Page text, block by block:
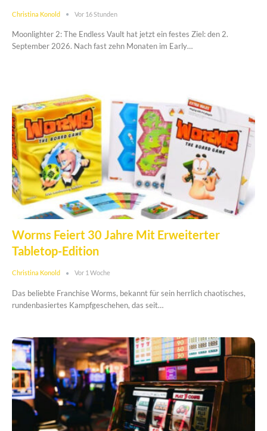
Christina Konold Vor 16 Stunden
Moonlighter 2: The Endless Vault hat jetzt ein festes Ziel: den 2.
September 2026. Nach fast zehn Monaten im Early…
Worms Feiert 30 Jahre Mit Erweiterter
Tabletop-Edition
Christina Konold Vor 1 Woche
Das beliebte Franchise Worms, bekannt für sein herrlich chaotisches,
rundenbasiertes Kampfgeschehen, das seit…